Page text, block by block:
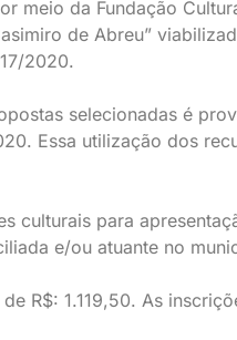
meio da Fundação
de Abreu”
2020.
selecionadas é
Essa utilização dos
culturais para
e/ou atuante no
R$: 1.119,50. As